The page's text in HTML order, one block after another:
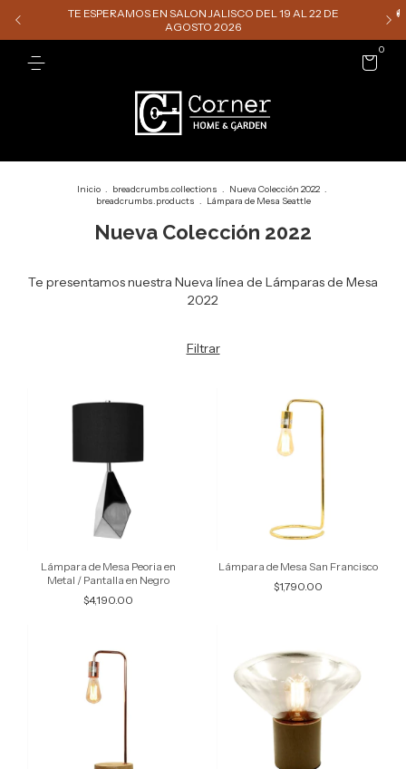
TE ESPERAMOS EN SALON JALISCO DEL 19 AL 22 DE
AGOSTO 2026
0
Inicio . breadcrumbs.collections . Nueva Colección 2022 .
breadcrumbs.products . Lámpara de Mesa Seattle
Nueva Colección 2022
Te presentamos nuestra Nueva línea de Lámparas de Mesa
2022
Filtrar
Lámpara de Mesa Peoria en
Metal / Pantalla en Negro
$4,190.00
Lámpara de Mesa San Francisco
$1,790.00